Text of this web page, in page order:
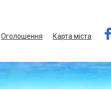
Оголошення
Карта міста